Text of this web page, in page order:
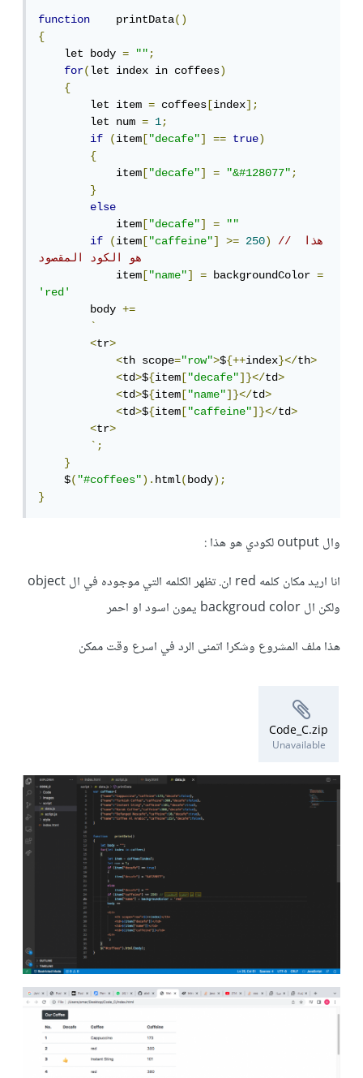
function
    printData
()
{
    let body
= "";
for(let index in coffees)
{
        let item
= coffees[index];
        let num
= 1;
if
(item["decafe"] == true)
{
            item
["decafe"] = "&#128077";
}
else
            item
["decafe"] =
""
if
(item["caffeine"] >= 250)
// هذا
            item
["name"] = backgroundColor =
'red'
        body
+=
`
<tr>
<th scope="row">${++index}</th>
<td>${item["decafe"]}</td>
<td>${item["name"]}</td>
<td>${item["caffeine"]}</td>
<tr>
`;
}
    $
("#coffees").html(body);
}
وال output لكودي هو هذا :
انا اريد مكان كلمه red ان. تظهر الكلمه التي موجوده في ال object
ولكن ال backgroud color يمون اسود او احمر
هذا ملف المشروع وشكرا اتمنى الرد في اسرع وقت ممكن
Code_C.zip
Unavailable